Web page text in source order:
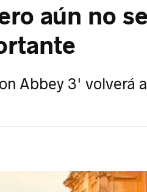
aún no se
Abbey 3' volverá a